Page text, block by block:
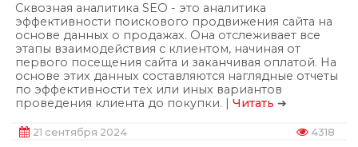
Сквозная аналитика SEO - это аналитика
эффективности поискового продвижения сайта на
основе данных о продажах. Она отслеживает все
этапы взаимодействия с клиентом, начиная от
первого посещения сайта и заканчивая оплатой. На
основе этих данных составляются наглядные отчеты
по эффективности тех или иных вариантов
проведения клиента до покупки. |Читать ➔
21 сентября 2024 4318